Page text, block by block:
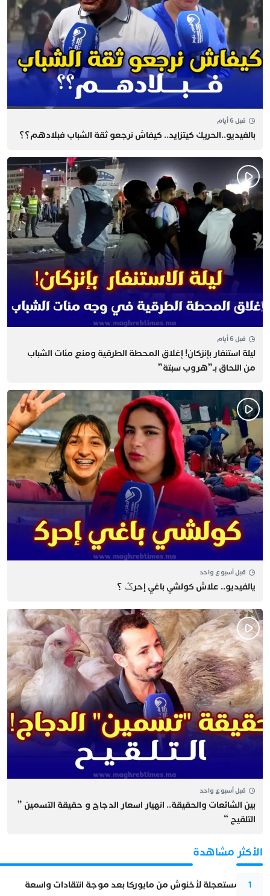
قبل 6 أيام
بالفيديو..الحريك كيتزايد.. كيفاش نرجعو ثقة الشباب فبلادهم؟؟
قبل 6 أيام
​ليلة استنفار بإنزكان! إغلاق المحطة الطرقية ومنع مئات الشباب
من اللحاق بـ”هروب سبتة”
قبل أسبوع واحد
يالفيديو.. علاش كولشي باغي إحرݣ ؟
قبل أسبوع واحد
بين الشائعات والحقيقة.. انهيار اسعار الدجاج و حقيقة التسمين ”
التلقيح “
الأكثر مشاهدة
1
عودة مستعجلة لأخنوش من مايوركا بعد موجة انتقادات واسعة